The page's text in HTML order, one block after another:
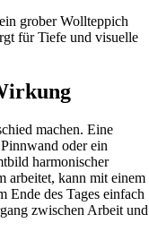
grober Wollteppich
für Tiefe und visuelle
machen. Eine
oder ein
harmonischer
arbeitet, kann mit einem
Ende des Tages einfach
zwischen Arbeit und